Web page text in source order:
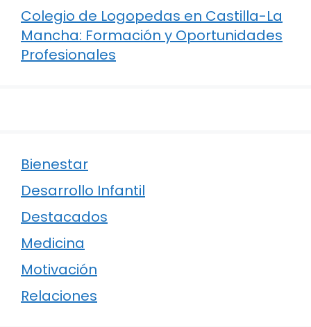
Colegio de Logopedas en Castilla-La
Mancha: Formación y Oportunidades
Profesionales
Bienestar
Desarrollo Infantil
Destacados
Medicina
Motivación
Relaciones